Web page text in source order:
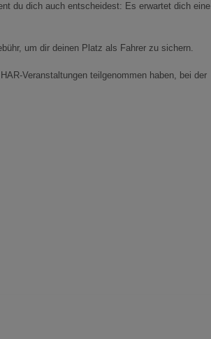
du dich auch entscheidest: Es erwartet dich eine
um dir deinen Platz als Fahrer zu sichern.
Veranstaltungen teilgenommen haben, bei der